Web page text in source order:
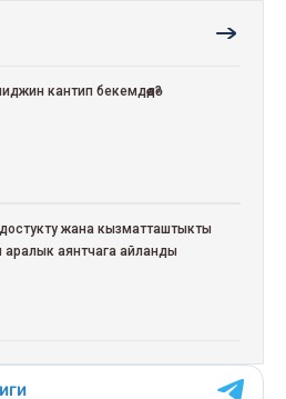
кантип бекемдөөдө?
жана кызматташтыкты
аянтчага айланды